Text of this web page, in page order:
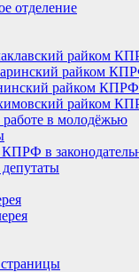
отделение
райком
райком
райком КПРФ
райком
в молодёжью
в